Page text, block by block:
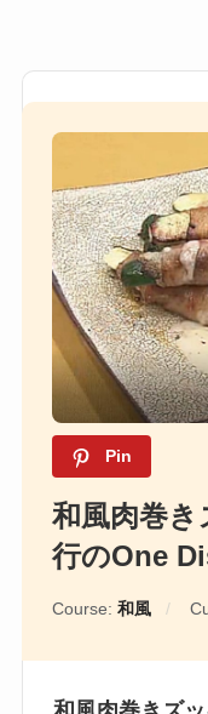
Pin
和風肉巻き
行のOne
Course: 和風